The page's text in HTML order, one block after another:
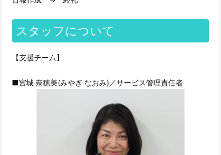
スタッフについて
【支援チーム】
■宮城 奈穂美(みやぎ なおみ)／サービス管理責任者